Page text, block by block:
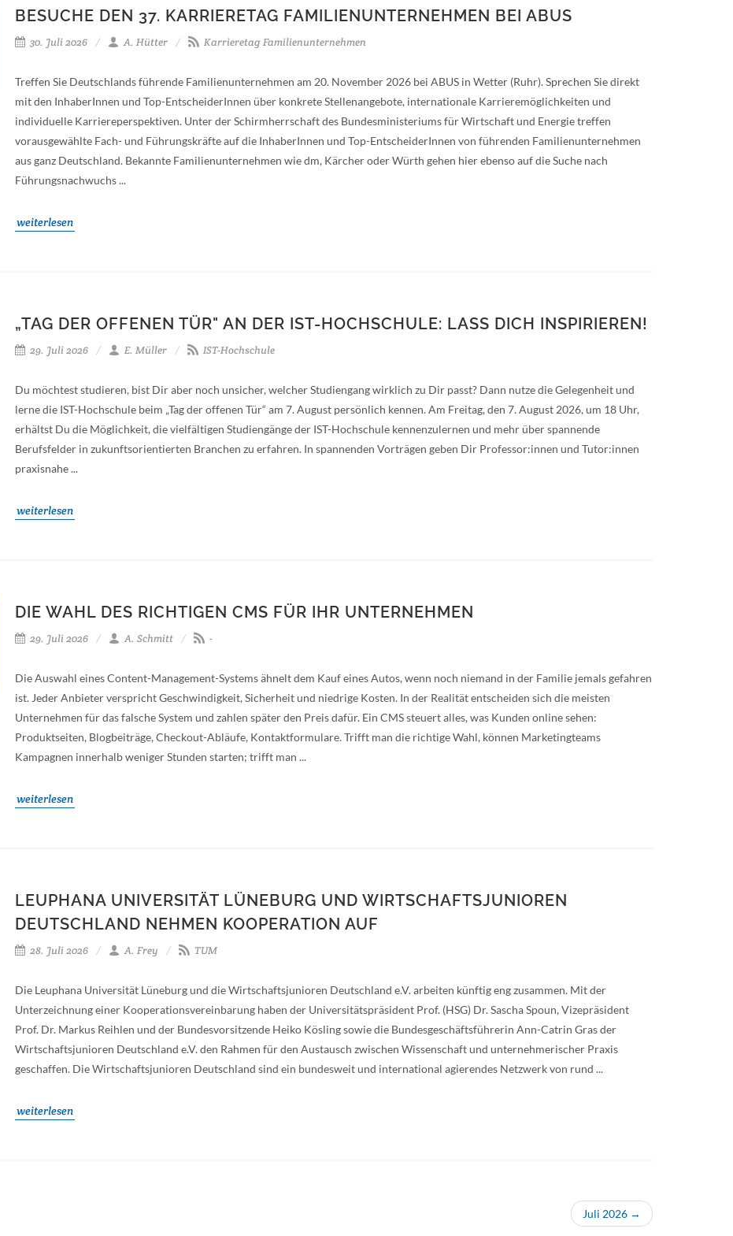
BESUCHE DEN 37. KARRIERETAG FAMILIENUNTERNEHMEN BEI ABUS
30. Juli 2026 A. Hütter Karrieretag Familienunternehmen
Treffen Sie Deutschlands führende Familienunternehmen am 20. November 2026 bei ABUS in Wetter (Ruhr). Sprechen Sie direkt
mit den InhaberInnen und Top-EntscheiderInnen über konkrete Stellenangebote, internationale Karrieremöglichkeiten und
individuelle Karriereperspektiven. Unter der Schirmherrschaft des Bundesministeriums für Wirtschaft und Energie treffen
vorausgewählte Fach- und Führungskräfte auf die InhaberInnen und Top-EntscheiderInnen von führenden Familienunternehmen
aus ganz Deutschland. Bekannte Familienunternehmen wie dm, Kärcher oder Würth gehen hier ebenso auf die Suche nach
Führungsnachwuchs ...
weiterlesen
„TAG DER OFFENEN TÜR" AN DER IST-HOCHSCHULE: LASS DICH INSPIRIEREN!
29. Juli 2026 E. Müller IST-Hochschule
Du möchtest studieren, bist Dir aber noch unsicher, welcher Studiengang wirklich zu Dir passt? Dann nutze die Gelegenheit und
lerne die IST-Hochschule beim „Tag der offenen Tür“ am 7. August persönlich kennen. Am Freitag, den 7. August 2026, um 18 Uhr,
erhältst Du die Möglichkeit, die vielfältigen Studiengänge der IST-Hochschule kennenzulernen und mehr über spannende
Berufsfelder in zukunftsorientierten Branchen zu erfahren. In spannenden Vorträgen geben Dir Professor:innen und Tutor:innen
praxisnahe ...
weiterlesen
DIE WAHL DES RICHTIGEN CMS FÜR IHR UNTERNEHMEN
29. Juli 2026 A. Schmitt -
Die Auswahl eines Content-Management-Systems ähnelt dem Kauf eines Autos, wenn noch niemand in der Familie jemals gefahren
ist. Jeder Anbieter verspricht Geschwindigkeit, Sicherheit und niedrige Kosten. In der Realität entscheiden sich die meisten
Unternehmen für das falsche System und zahlen später den Preis dafür. Ein CMS steuert alles, was Kunden online sehen:
Produktseiten, Blogbeiträge, Checkout-Abläufe, Kontaktformulare. Trifft man die richtige Wahl, können Marketingteams
Kampagnen innerhalb weniger Stunden starten; trifft man ...
weiterlesen
LEUPHANA UNIVERSITÄT LÜNEBURG UND WIRTSCHAFTSJUNIOREN
DEUTSCHLAND NEHMEN KOOPERATION AUF
28. Juli 2026 A. Frey TUM
Die Leuphana Universität Lüneburg und die Wirtschaftsjunioren Deutschland e.V. arbeiten künftig eng zusammen. Mit der
Unterzeichnung einer Kooperationsvereinbarung haben der Universitätspräsident Prof. (HSG) Dr. Sascha Spoun, Vizepräsident
Prof. Dr. Markus Reihlen und der Bundesvorsitzende Heiko Kösling sowie die Bundesgeschäftsführerin Ann-Catrin Gras der
Wirtschaftsjunioren Deutschland e.V. den Rahmen für den Austausch zwischen Wissenschaft und unternehmerischer Praxis
geschaffen. Die Wirtschaftsjunioren Deutschland sind ein bundesweit und international agierendes Netzwerk von rund ...
weiterlesen
Juli 2026 →